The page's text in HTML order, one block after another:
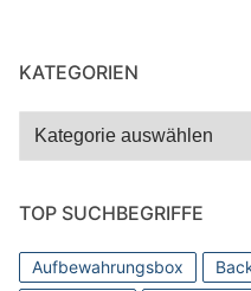
KATEGORIEN
Kategorien
TOP SUCHBEGRIFFE
Aufbewahrungsbox